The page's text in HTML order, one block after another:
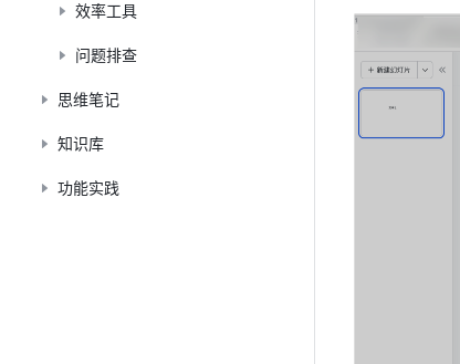
效率工具
问题排查
思维笔记
知识库
功能实践